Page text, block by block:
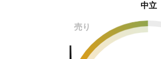
中立
売り